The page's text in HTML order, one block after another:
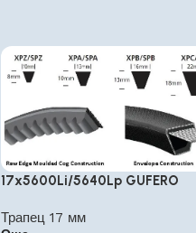
17x5600Li/5640Lp GUFERO
Трапец 17 мм